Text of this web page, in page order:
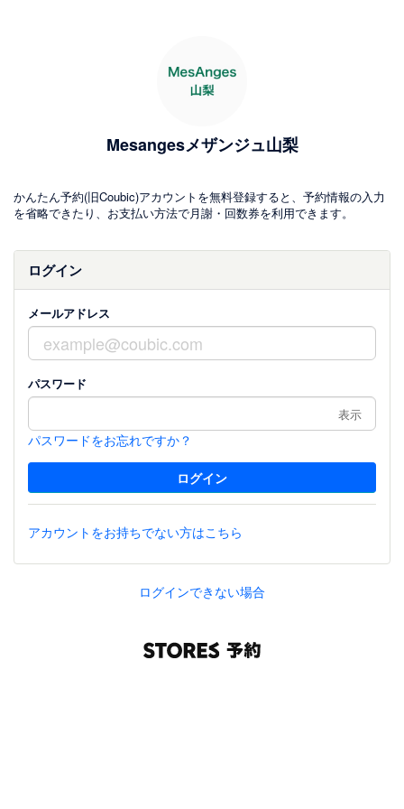
Mesangesメザンジュ山梨
かんたん予約(旧Coubic)アカウントを無料登録すると、予約情報の入力
を省略できたり、お支払い方法で月謝・回数券を利用できます。
ログイン
メールアドレス
パスワード
表示
パスワードをお忘れですか？
アカウントをお持ちでない方はこちら
ログインできない場合